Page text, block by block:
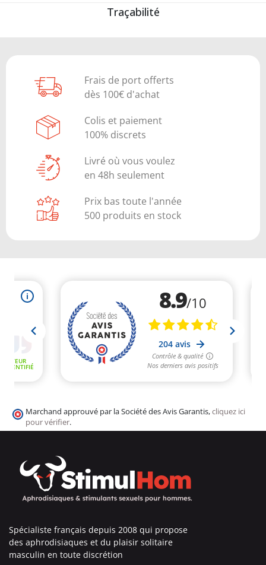
Traçabilité
Frais de port offerts
dès 100€ d'achat
Colis et paiement
100% discrets
Livré où vous voulez
en 48h seulement
Prix bas toute l'année
500 produits en stock
Marchand approuvé par la Société des Avis Garantis,cliquez ici
pour vérifier.
Spécialiste français depuis 2008 qui propose
des aphrodisiaques et du plaisir solitaire
masculin en toute discrétion